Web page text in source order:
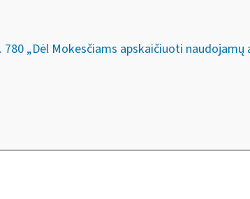
„Dėl Mokesčiams apskaičiuoti